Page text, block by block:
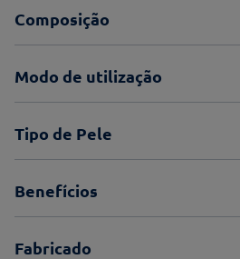
Composição
Modo de utilização
Tipo de Pele
Benefícios
Fabricado